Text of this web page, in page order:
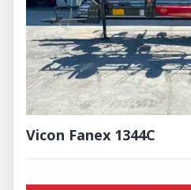
Vicon Fanex 1344C